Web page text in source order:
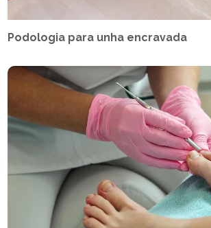
Podologia para unha encravada